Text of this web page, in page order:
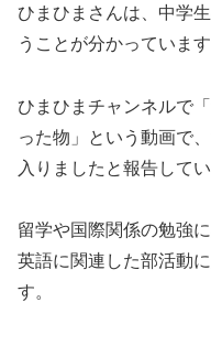
ひまひまさんは、中学
うことが分かっています
ひまひまチャンネルで
った物」という動画で
入りましたと報告して
留学や国際関係の勉強
英語に関連した部活動
す。